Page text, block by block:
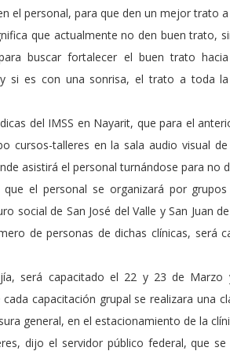
el personal, para que den un mejor trato a
que actualmente no den buen trato,
buscar fortalecer el buen trato hacia
si es con una sonrisa, el trato a toda la
del IMSS en Nayarit, que para el
cursos-talleres en la sala audio visual
asistirá el personal turnándose para no
el personal se organizará por
social de San José del Valle y San Juan
de personas de dichas clínicas, será
será capacitado el 22 y 23 de Marzo
capacitación grupal se realizara una
general, en el estacionamiento de la
dijo el servidor público federal, que se